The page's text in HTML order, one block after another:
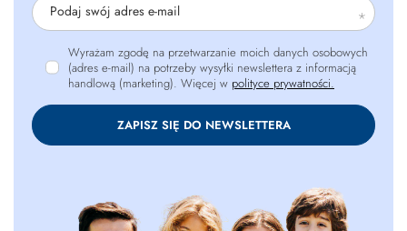
Podaj swój adres e-mail
Wyrażam zgodę na przetwarzanie moich danych osobowych
(adres e-mail) na potrzeby wysyłki newslettera z informacją
handlową (marketing). Więcej w polityce prywatności.
ZAPISZ SIĘ DO NEWSLETTERA